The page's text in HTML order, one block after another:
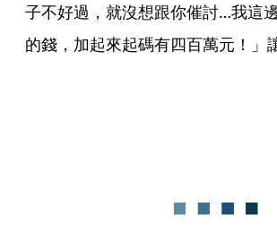
子不好過，就沒想跟你催討…我這
的錢，加起來起碼有四百萬元！」